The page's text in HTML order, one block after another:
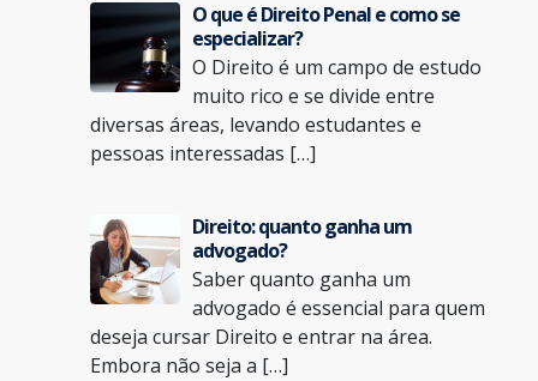
O que é Direito Penal e como se
especializar?
O Direito é um campo de estudo
muito rico e se divide entre
diversas áreas, levando estudantes e
pessoas interessadas […]
Direito: quanto ganha um
advogado?
Saber quanto ganha um
advogado é essencial para quem
deseja cursar Direito e entrar na área.
Embora não seja a […]